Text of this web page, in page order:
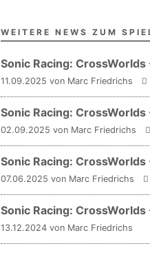
WEITERE NEWS ZUM
Sonic Racing:
11.09.2025 von Marc Friedrichs
Sonic Racing:
02.09.2025 von Marc Friedrichs
Sonic Racing:
07.06.2025 von Marc Friedrichs
Sonic Racing:
13.12.2024 von Marc Friedrichs